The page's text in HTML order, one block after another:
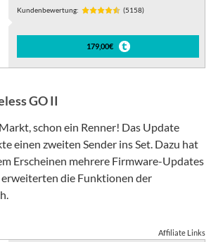
Kundenbewertung: (5158)
179,00€
GO II
schon ein Renner! Das Update
einen zweiten Sender ins Set. Dazu hat
Erscheinen mehrere Firmware-Updates
die Funktionen der
Affiliate Links